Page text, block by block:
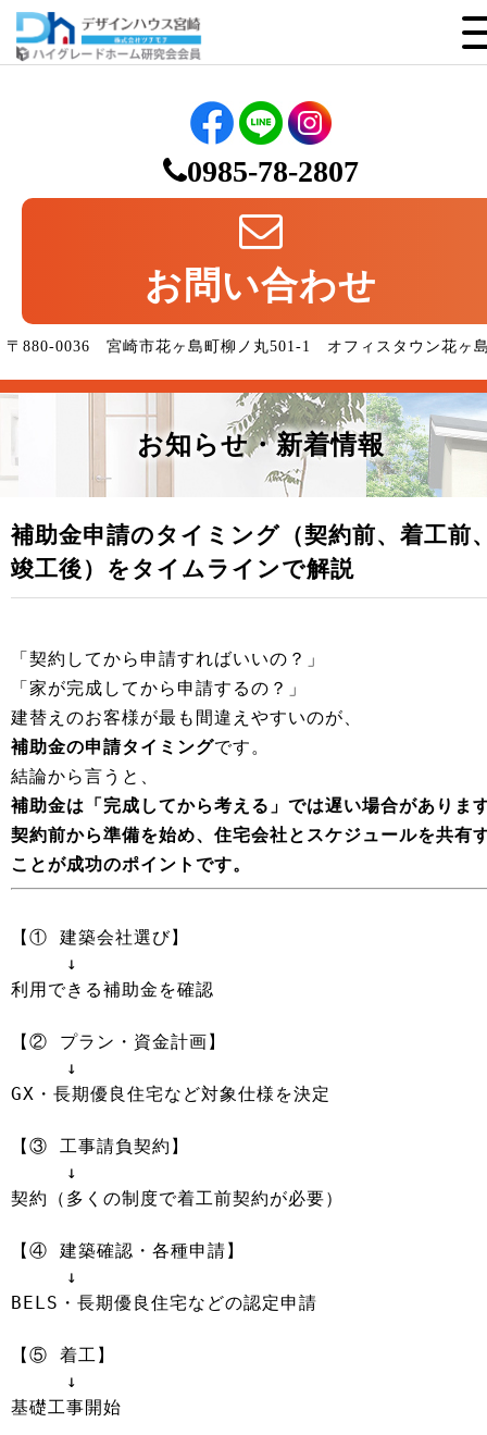
0985-78-2807
お問い合わせ
〒880-0036 宮崎市花ヶ島町柳ノ丸501-1 オフィスタウン花ヶ
お知らせ・新着情報
補助金申請のタイミング（契約前、着工前
竣工後）をタイムラインで解説
「契約してから申請すればいいの？」
「家が完成してから申請するの？」
建替えのお客様が最も間違えやすいのが、
補助金の申請タイミングです。
結論から言うと、
補助金は「完成してから考える」では遅い場合がありま
契約前から準備を始め、住宅会社とスケジュールを共有
ことが成功のポイントです。
【① 建築会社選び】
↓
利用できる補助金を確認
【② プラン・資金計画】
↓
GX・長期優良住宅など対象仕様を決定
【③ 工事請負契約】
↓
契約（多くの制度で着工前契約が必要）
【④ 建築確認・各種申請】
↓
BELS・長期優良住宅などの認定申請
【⑤ 着工】
↓
基礎工事開始